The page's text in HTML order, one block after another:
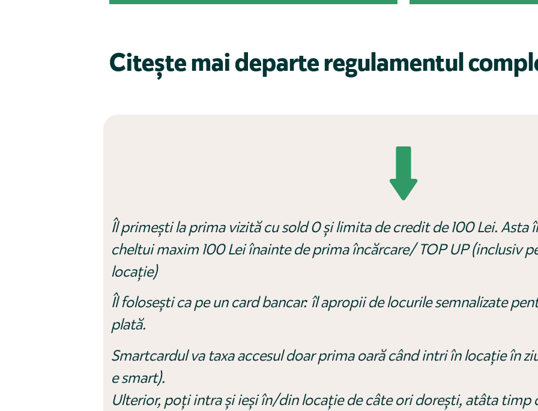
Citește mai departe regulamentul
Îl primești la prima vizită cu sold 0 și limita de credit de 100 Lei. Asta
cheltui maxim 100 Lei înainte de prima încărcare/ TOP UP (inclusiv
locație)
Îl folosești ca pe un card bancar: îl apropii de locurile semnalizate
plată.
Smartcardul va taxa accesul doar prima oară când intri în locație în
e smart).
Ulterior, poți intra și ieși în/din locație de câte ori dorești, atâta timp